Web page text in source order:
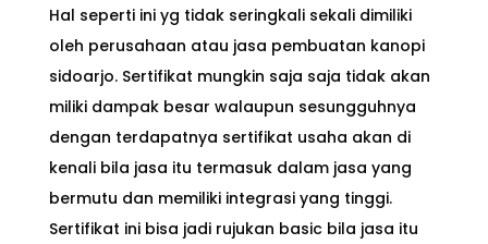
Hal seperti ini yg tidak seringkali sekali dimiliki
oleh perusahaan atau jasa pembuatan kanopi
sidoarjo. Sertifikat mungkin saja saja tidak akan
miliki dampak besar walaupun sesungguhnya
dengan terdapatnya sertifikat usaha akan di
kenali bila jasa itu termasuk dalam jasa yang
bermutu dan memiliki integrasi yang tinggi.
Sertifikat ini bisa jadi rujukan basic bila jasa itu